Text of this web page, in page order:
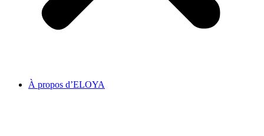
À propos d’ELOYA